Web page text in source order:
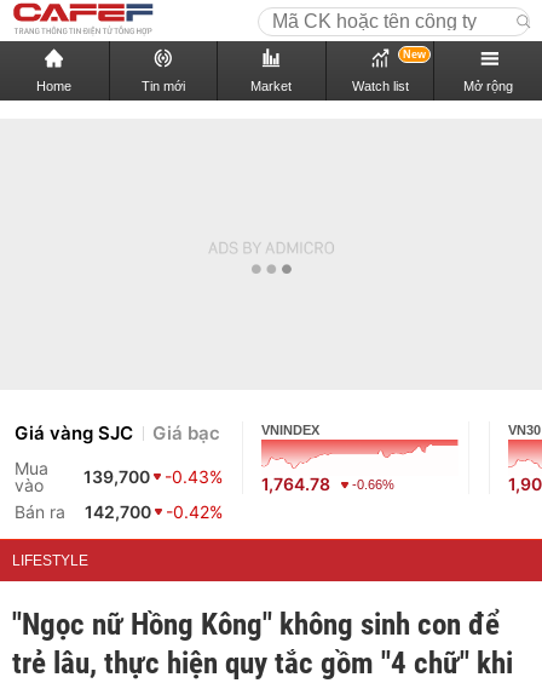
Home Tin mới Market Watch list
New
Mở rộng
Giá vàng SJC Giá bạc
Mua
vào
139,700
-0.43%
Bán ra
142,700 -0.42%
VNINDEX
1,764.78 -0.66%
VN30
LIFESTYLE
"Ngọc nữ Hồng Kông" không sinh con để
trẻ lâu, thực hiện quy tắc gồm "4 chữ" khi